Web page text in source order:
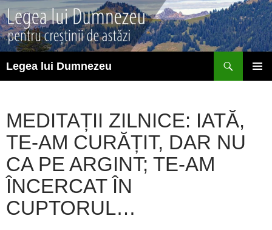
Sari
la
conținut
Legea lui Dumnezeu
MEDITAȚII ZILNICE: IATĂ,
TE-AM CURĂȚIT, DAR NU
CA PE ARGINT; TE-AM
ÎNCERCAT ÎN
CUPTORUL…